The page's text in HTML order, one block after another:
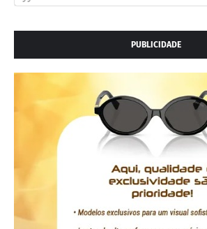
PUBLICIDADE